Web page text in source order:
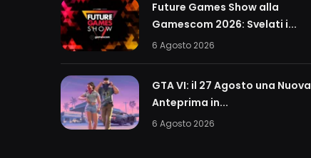
Future Games Show alla
Gamescom 2026: Svelati i...
6 Agosto 2026
GTA VI: il 27 Agosto una Nuova
Anteprima in...
6 Agosto 2026